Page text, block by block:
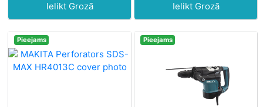
Ielikt Grozā Ielikt Grozā
Pieejams Pieejams